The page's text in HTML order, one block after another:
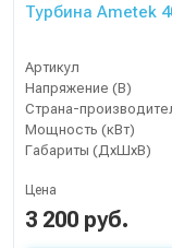
Турбина Ametek
Артикул
Напряжение (В)
Страна-
Мощность (кВт)
Габариты (ДхШхВ)
Цена
3 200 руб.